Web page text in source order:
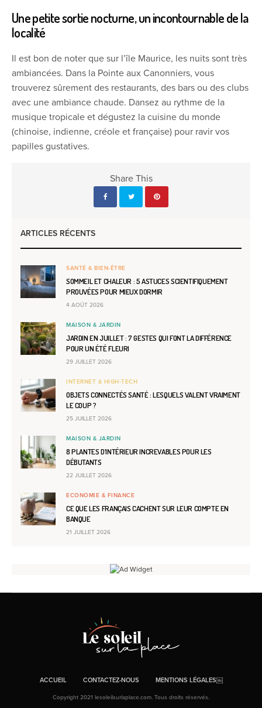
Une petite sortie nocturne, un incontournable de la
localité
Il est bon de noter que sur l’île Maurice, les nuits sont très
ambiancées. Dans la Pointe aux Canonniers, vous
trouverez sûrement des restaurants, des bars ou des clubs
avec une ambiance chaude. Dansez au rythme de la
musique tropicale et dégustez la cuisine du monde
(chinoise, indienne, créole et française) pour ravir vos
papilles gustatives.
Share This
ARTICLES RÉCENTS
SANTÉ & BIEN-ÊTRE
SOMMEIL ET CHALEUR : 5 ASTUCES SCIENTIFIQUEMENT
PROUVÉES POUR MIEUX DORMIR
4 AOÛT 2026
MAISON & JARDIN
JARDIN EN JUILLET : 7 GESTES QUI FONT LA DIFFÉRENCE
POUR UN ÉTÉ FLEURI
29 JUILLET 2026
INTERNET & HIGH-TECH
OBJETS CONNECTÉS SANTÉ : LESQUELS VALENT VRAIMENT
LE COUP ?
25 JUILLET 2026
MAISON & JARDIN
8 PLANTES D’INTÉRIEUR INCREVABLES POUR LES
DÉBUTANTS
22 JUILLET 2026
ECONOMIE & FINANCE
CE QUE LES FRANÇAIS CACHENT SUR LEUR COMPTE EN
BANQUE
21 JUILLET 2026
ACCUEIL CONTACTEZ-NOUS MENTIONS LÉGALES￼
Copyright 2021 lesoleilsurlaplace.com. Tous droits réservés.